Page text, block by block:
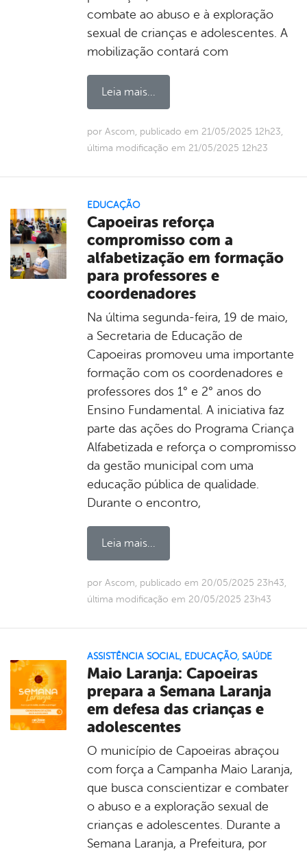
combate ao abuso e à exploração
sexual de crianças e adolescentes. A
mobilização contará com
Leia mais...
por Ascom, publicado em 21/05/2025 12h23,
última modificação em 21/05/2025 12h23
EDUCAÇÃO
Capoeiras reforça
compromisso com a
alfabetização em formação
para professores e
coordenadores
Na última segunda-feira, 19 de maio,
a Secretaria de Educação de
Capoeiras promoveu uma importante
formação com os coordenadores e
professores dos 1° e 2° anos do
Ensino Fundamental. A iniciativa faz
parte das ações do Programa Criança
Alfabetizada e reforça o compromisso
da gestão municipal com uma
educação pública de qualidade.
Durante o encontro,
Leia mais...
por Ascom, publicado em 20/05/2025 23h43,
última modificação em 20/05/2025 23h43
ASSISTÊNCIA SOCIAL, EDUCAÇÃO, SAÚDE
Maio Laranja: Capoeiras
prepara a Semana Laranja
em defesa das crianças e
adolescentes
O município de Capoeiras abraçou
com força a Campanha Maio Laranja,
que busca conscientizar e combater
o abuso e a exploração sexual de
crianças e adolescentes. Durante a
Semana Laranja, a Prefeitura, por